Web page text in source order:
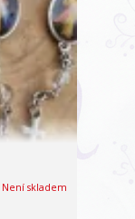
Není skladem